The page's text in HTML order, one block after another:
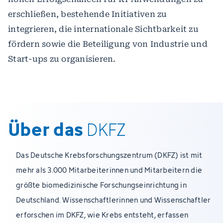
erschließen, bestehende Initiativen zu
integrieren, die internationale Sichtbarkeit zu
fördern sowie die Beteiligung von Industrie und
Start-ups zu organisieren.
Über das DKFZ
Das Deutsche Krebsforschungszentrum (DKFZ) ist mit
mehr als 3.000 Mitarbeiterinnen und Mitarbeitern die
größte biomedizinische Forschungseinrichtung in
Deutschland. Wissenschaftlerinnen und Wissenschaftler
erforschen im DKFZ, wie Krebs entsteht, erfassen